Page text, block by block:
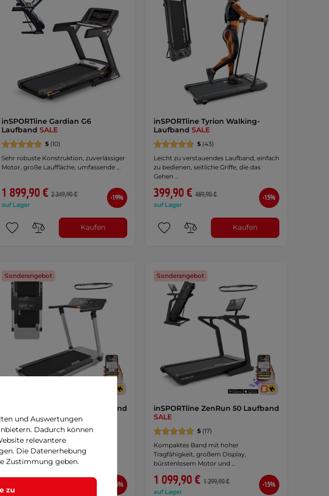
inSPORTline Gardian G6
Laufband SALE
5(10)
Sehr robuste Konstruktion, zuverlässiger
Motor, große Lauffläche, umfassende …
1 899,90 € 2 349,90 €
auf Lager
-19%
Kaufen
inSPORTline Tyrion Walking-
Laufband SALE
5(43)
Leicht zu verstauendes Laufband, einfach
zu bedienen, seitliche Griffe, die das
Gehen …
399,90 € 469,90 €
auf Lager
-15%
Kaufen
Sonderangebot
inSPORTline ZenRun 20 Laufband
SALE
5(20)
Ein superkompakter Gürtel voller
interessanter Programme und
modernster Technologie! …
789,90 €
auf Lager
-14%
Sonderangebot
inSPORTline ZenRun 50 Laufband
SALE
5(17)
Kompaktes Band mit hoher
Tragfähigkeit, großem Display,
bürstenlosem Motor und …
1 099,90 € 1 299,90 €
auf Lager
-15%
und Auswertungen
Dadurch können
relevantere
Die Datenerhebung
Zustimmung geben.
zu